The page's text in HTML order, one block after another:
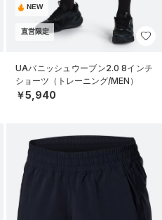
NEW
直営限定
UAバニッシュウーブン2.0 8インチ
ショーツ（トレーニング/MEN）
￥5,940